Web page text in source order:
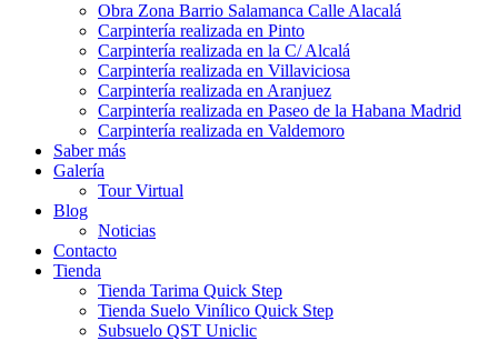
Obra Zona Barrio Salamanca Calle Alacalá
Carpintería realizada en Pinto
Carpintería realizada en la C/ Alcalá
Carpintería realizada en Villaviciosa
Carpintería realizada en Aranjuez
Carpintería realizada en Paseo de la Habana Madrid
Carpintería realizada en Valdemoro
Saber más
Galería
Tour Virtual
Blog
Noticias
Contacto
Tienda
Tienda Tarima Quick Step
Tienda Suelo Vinílico Quick Step
Subsuelo QST Uniclic